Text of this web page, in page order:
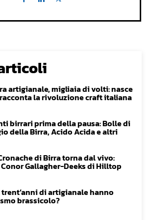
artigianale, migliaia di volti: nasce
la rivoluzione craft italiana
birrari prima della pausa: Bolle di
della Birra, Acido Acida e altri
di Birra torna dal vivo:
Gallagher-Deeks di Hilltop
di artigianale hanno
brassicolo?